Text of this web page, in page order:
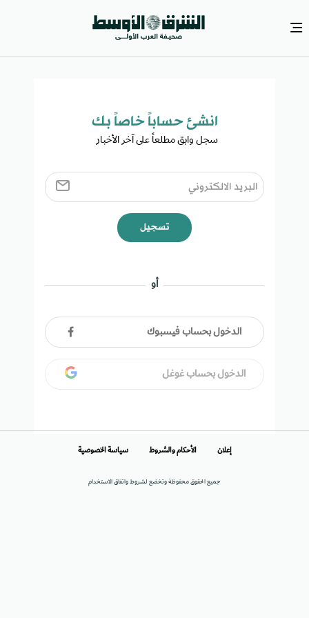
انشئ حساباً خاصاً بك​
سجل وابق مطلعاً على آخر الأخبار ​
تسجيل
أو
الدخول بحساب فيسبوك
الدخول بحساب غوغل
جميع الحقوق محفوظة وتخضع لشروط واتفاق الاستخدام
إعلان الأحكام والشروط سياسة الخصوصية